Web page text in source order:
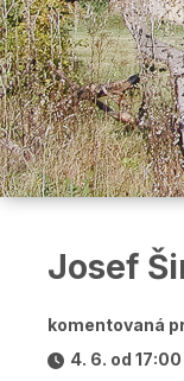
Josef
komentovaná
4. 6. od 17:00